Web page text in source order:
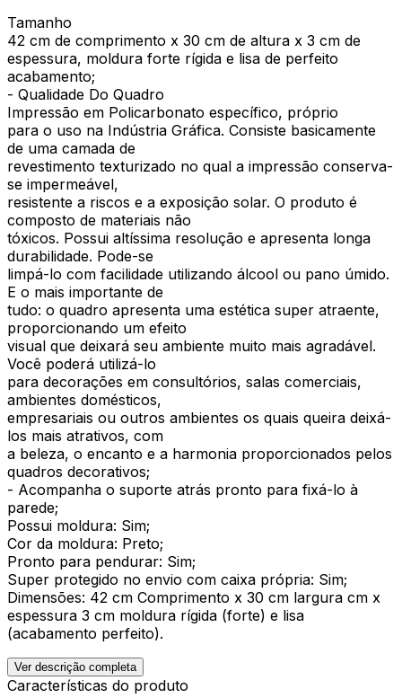
Tamanho
42 cm de comprimento x 30 cm de altura x 3 cm de
espessura, moldura forte rígida e lisa de perfeito
acabamento;
- Qualidade Do Quadro
Impressão em Policarbonato específico, próprio
para o uso na Indústria Gráfica. Consiste basicamente
de uma camada de
revestimento texturizado no qual a impressão conserva-
se impermeável,
resistente a riscos e a exposição solar. O produto é
composto de materiais não
tóxicos. Possui altíssima resolução e apresenta longa
durabilidade. Pode-se
limpá-lo com facilidade utilizando álcool ou pano úmido.
E o mais importante de
tudo: o quadro apresenta uma estética super atraente,
proporcionando um efeito
visual que deixará seu ambiente muito mais agradável.
Você poderá utilizá-lo
para decorações em consultórios, salas comerciais,
ambientes domésticos,
empresariais ou outros ambientes os quais queira deixá-
los mais atrativos, com
a beleza, o encanto e a harmonia proporcionados pelos
quadros decorativos;
- Acompanha o suporte atrás pronto para fixá-lo à
parede;
Possui moldura: Sim;
Cor da moldura: Preto;
Pronto para pendurar: Sim;
Super protegido no envio com caixa própria: Sim;
Dimensões: 42 cm Comprimento x 30 cm largura cm x
espessura 3 cm moldura rígida (forte) e lisa
(acabamento perfeito).
Ver descrição completa
Características do produto